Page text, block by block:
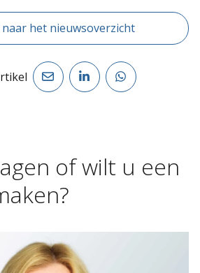
het nieuwsoverzicht
ofwilt u een